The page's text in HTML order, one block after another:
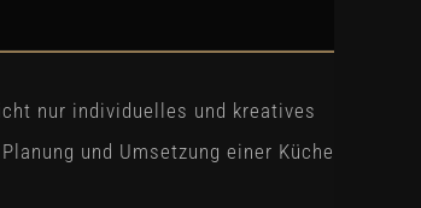
nur individuelles und kreatives
und Umsetzung einer Küche